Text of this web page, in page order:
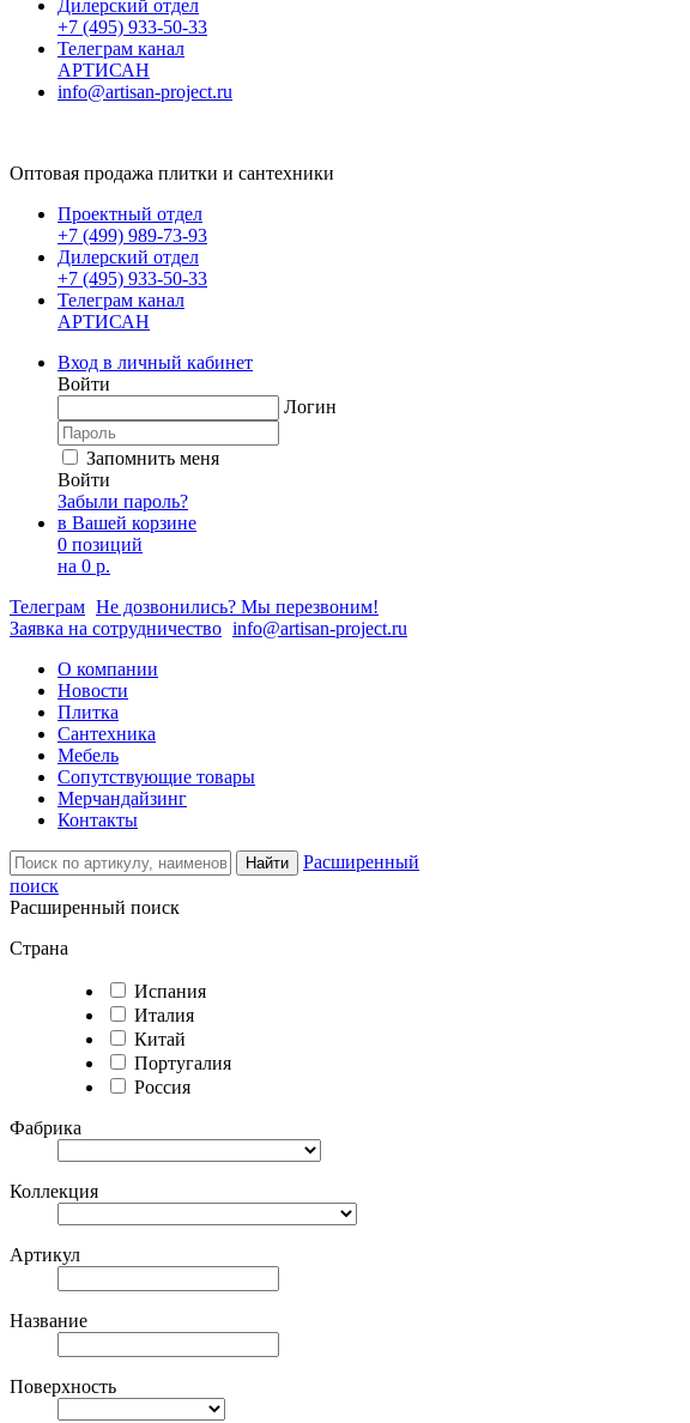
Дилерский отдел
+7 (495) 933-50-33
Телеграм канал
АРТИСАН
info@artisan-project.ru
Оптовая продажа плитки и сантехники
Проектный отдел
+7 (499) 989-73-93
Дилерский отдел
+7 (495) 933-50-33
Телеграм канал
АРТИСАН
Вход в личный кабинет
Войти
Логин
Запомнить меня
Войти
Забыли пароль?
в Вашей корзине
0 позиций
на 0 р.
Телеграм Не дозвонились? Мы перезвоним!
Заявка на сотрудничество info@artisan-project.ru
О компании
Новости
Плитка
Сантехника
Мебель
Сопутствующие товары
Мерчандайзинг
Контакты
Найти
Расширенный
поиск
Расширенный поиск
Страна
Испания
Италия
Китай
Португалия
Россия
Фабрика
Коллекция
Артикул
Название
Поверхность